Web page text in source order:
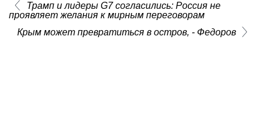
Трамп и лидеры G7 согласились: Россия не
проявляет желания к мирным переговорам
Крым может превратиться в остров, - Федоров